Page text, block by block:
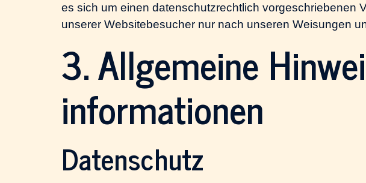
es sich um einen datenschutzrechtlich vorgeschriebenen
unserer Websitebesucher nur nach unseren Weisungen
3. Allgemeine
informationen
Datenschutz